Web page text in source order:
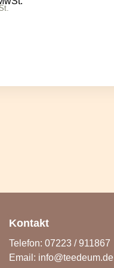
Kontakt
Telefon: 07223 / 911867
Email: info@teedeum.de